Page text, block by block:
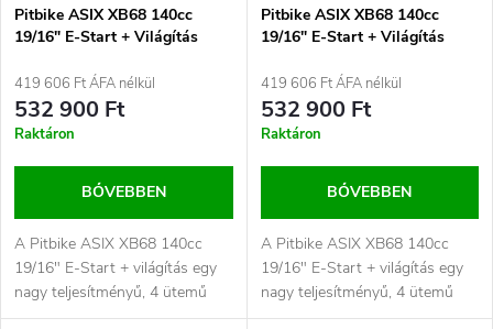
Pitbike ASIX XB68 140cc
19/16" E-Start + Világítás
419 606 Ft ÁFA nélkül
532 900 Ft
Raktáron
BŐVEBBEN
A Pitbike ASIX XB68 140cc
19/16" E-Start + világítás egy
nagy teljesítményű, 4 ütemű
terepmotor, amelyet azoknak
Pitbike ASIX XB68 140cc
19/16" E-Start + Világítás
419 606 Ft ÁFA nélkül
532 900 Ft
Raktáron
BŐVEBBEN
A Pitbike ASIX XB68 140cc
19/16" E-Start + világítás egy
nagy teljesítményű, 4 ütemű
terepmotor, amelyet azoknak